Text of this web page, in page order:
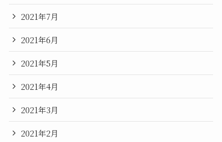
2021年7月
2021年6月
2021年5月
2021年4月
2021年3月
2021年2月